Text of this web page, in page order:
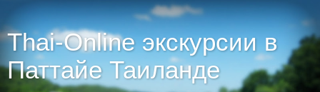
Thai-Online экскурсии в
Паттайе Таиланде